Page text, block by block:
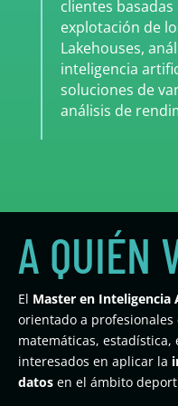
clientes
explotación de
Lakehouses,
inteligencia
soluciones de
análisis de
A QUIÉN
El Master en Inteligencia
orientado a
matemáticas, estadística,
interesados en aplicar la
datos en el ámbito